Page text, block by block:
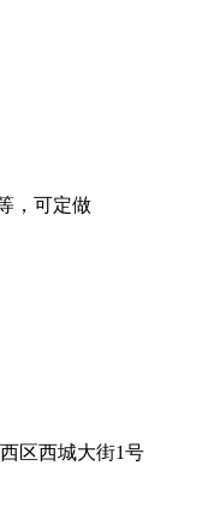
，可定做
区西城大街1号